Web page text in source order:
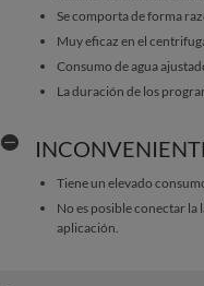
Se comporta de forma
Muy eficaz en el
Consumo de agua
La duración de los
Tiene un elevado
No es posible conectar la
aplicación.